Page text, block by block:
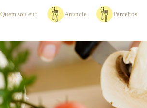
Quem sou eu? Anuncie Parceiros